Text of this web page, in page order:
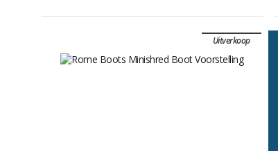
Uitverkoop